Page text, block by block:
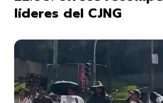
líderes del CJNG